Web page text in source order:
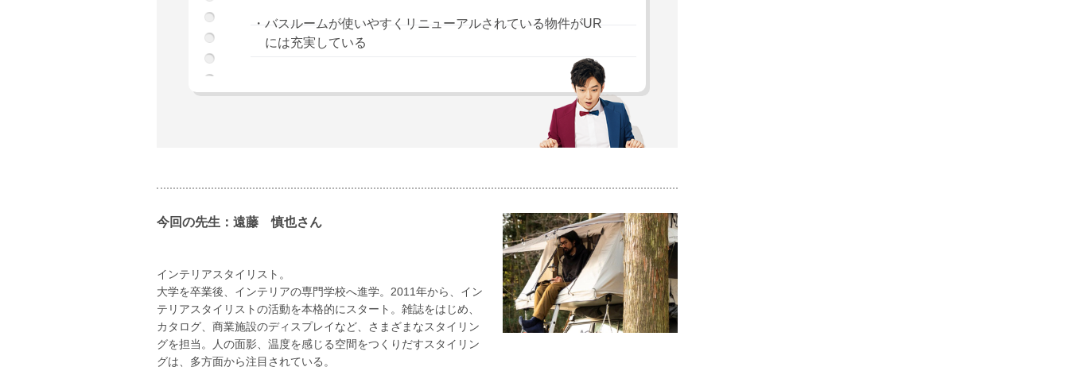
・バスルームが使いやすくリニューアルされている物件がUR
には充実している
今回の先生：遠藤 慎也さん
インテリアスタイリスト。
大学を卒業後、インテリアの専門学校へ進学。2011年から、イン
テリアスタイリストの活動を本格的にスタート。雑誌をはじめ、
カタログ、商業施設のディスプレイなど、さまざまなスタイリン
グを担当。人の面影、温度を感じる空間をつくりだすスタイリン
グは、多方面から注目されている。